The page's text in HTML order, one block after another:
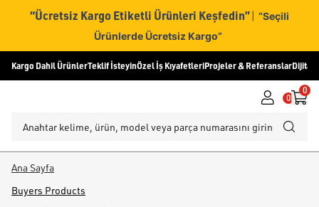
“Ücretsiz Kargo Etiketli Ürünleri Keşfedin” | “Seçili
Ürünlerde Ücretsiz Kargo”
Kargo Dahil ÜrünlerTeklif İsteyinÖzel İş KıyafetleriProjeler & ReferanslarDijital
0
0
Ana Sayfa
Buyers Products